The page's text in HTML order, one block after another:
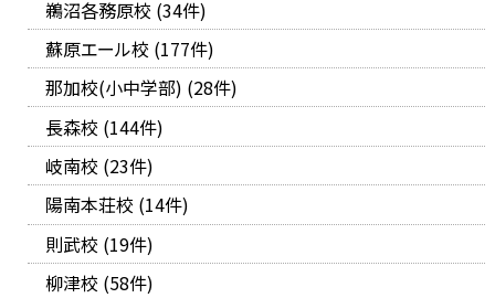
鵜沼各務原校 (34件)
蘇原エール校 (177件)
那加校(小中学部) (28件)
長森校 (144件)
岐南校 (23件)
陽南本荘校 (14件)
則武校 (19件)
柳津校 (58件)